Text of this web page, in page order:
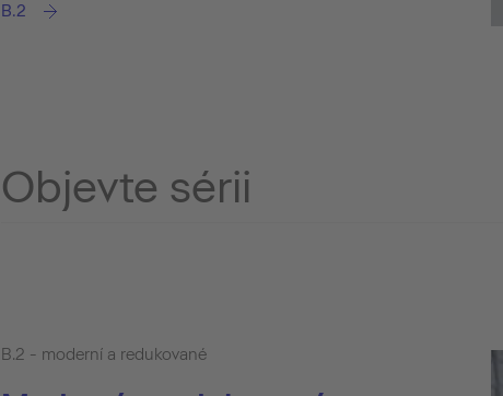
B.2
Objevte sérii
B.2 - moderní a redukované